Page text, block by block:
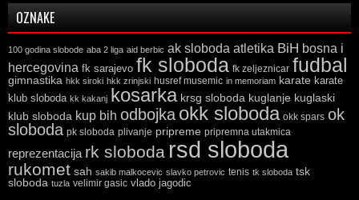
OZNAKE
100 godina slobode aba 2 liga aid berbic ak sloboda atletika BiH bosna i
hercegovina fk sarajevo fk sloboda fk zeljeznicar fudbal
gimnastika hkk siroki hkk zrinjski husref musemic in memoriam karate karate
klub sloboda kk kakanj kosarka krsg sloboda kuglanje kuglaski
klub sloboda kup bih odbojka okk sloboda okk spars ok
sloboda pk sloboda plivanje pripreme pripremna utakmica
reprezentacija rk sloboda rsd sloboda
rukomet sah sakib malkocevic slavko petrovic tenis tk sloboda tsk
sloboda tuzla velimir gasic vlado jagodic